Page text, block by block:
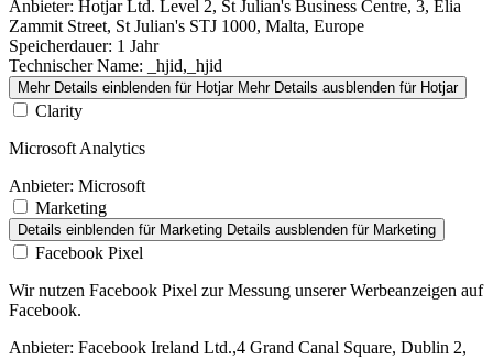
Anbieter: Hotjar Ltd. Level 2, St Julian's Business Centre, 3, Elia
Zammit Street, St Julian's STJ 1000, Malta, Europe
Speicherdauer: 1 Jahr
Technischer Name: _hjid,_hjid
Mehr Details einblenden für Hotjar Mehr Details ausblenden für Hotjar
Clarity
Microsoft Analytics
Anbieter: Microsoft
Marketing
Details einblenden für Marketing Details ausblenden für Marketing
Facebook Pixel
Wir nutzen Facebook Pixel zur Messung unserer Werbeanzeigen auf
Facebook.
Anbieter: Facebook Ireland Ltd.,4 Grand Canal Square, Dublin 2,